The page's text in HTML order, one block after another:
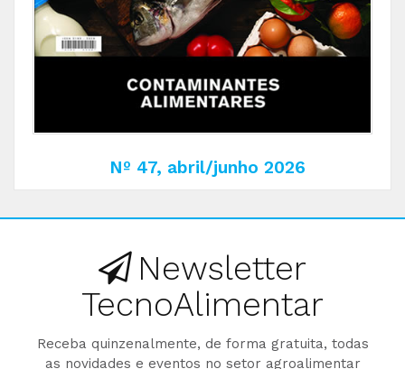
Nº 47, abril/junho 2026
Newsletter
TecnoAlimentar
Receba quinzenalmente, de forma gratuita, todas
as novidades e eventos no setor agroalimentar